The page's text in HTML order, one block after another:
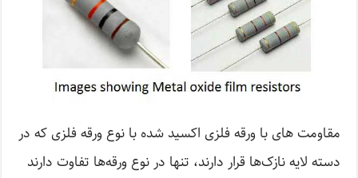
مقاومت های با ورقه فلزی اکسید شده با نوع ورقه فلزی که در
دسته لایه نازک‌ها قرار دارند، تنها در نوع ورقه‌ها تفاوت دارند